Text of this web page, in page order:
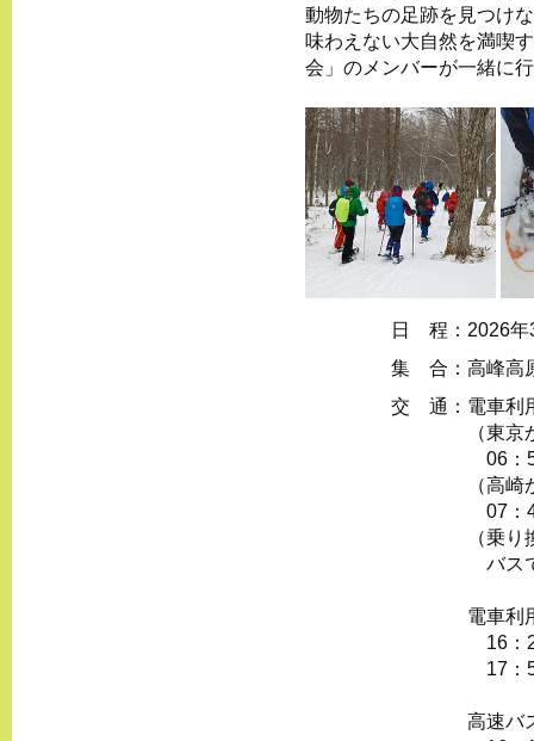
動物たちの足跡を見つけ
味わえない⼤⾃然を満喫
会」のメンバーが⼀緒に
日 程： 2026
集 合： 高峰高
交 通： 電車利
（東京
06：
（高崎
07：
（乗り
バス
電車利
16：
17：
高速バ